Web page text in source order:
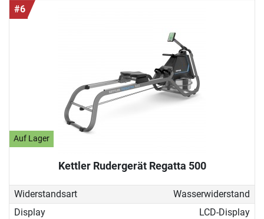
#6
Auf Lager
Kettler Rudergerät Regatta 500
Widerstandsart
Wasserwiderstand
Display
LCD-Display